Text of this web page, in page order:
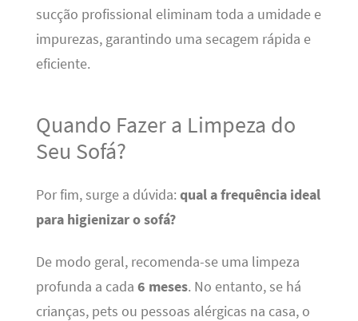
sucção profissional eliminam toda a umidade e
impurezas, garantindo uma secagem rápida e
eficiente.
Quando Fazer a Limpeza do
Seu Sofá?
Por fim, surge a dúvida: qual a frequência ideal
para higienizar o sofá?
De modo geral, recomenda-se uma limpeza
profunda a cada 6 meses. No entanto, se há
crianças, pets ou pessoas alérgicas na casa, o